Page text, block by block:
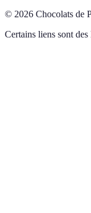
© 2026 Chocolats de
Certains liens sont